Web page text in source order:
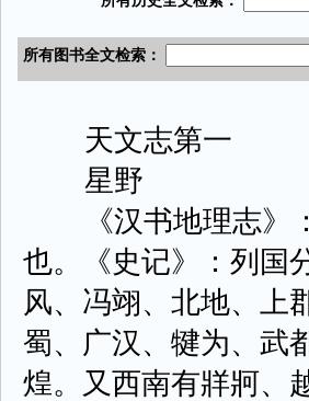
天文志第一
星野
《汉书地理志》：
也。《史记》：列国
风、冯翊、北地、上
蜀、广汉、犍为、武
煌。又西南有牂牁、